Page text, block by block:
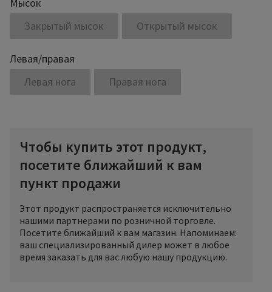
Закрытый мысок
Открытый мысок
Левая/правая
Левая нога
Правая нога
Чтобы купить этот продукт,
посетите ближайший к вам
пункт продажи
Этот продукт распространяется исключительно
нашими партнерами по розничной торговле.
Посетите ближайший к вам магазин. Напоминаем:
ваш специализированный дилер может в любое
время заказать для вас любую нашу продукцию.